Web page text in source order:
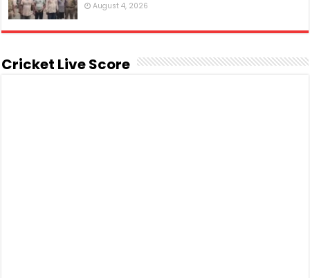
August 4, 2026
Cricket Live Score